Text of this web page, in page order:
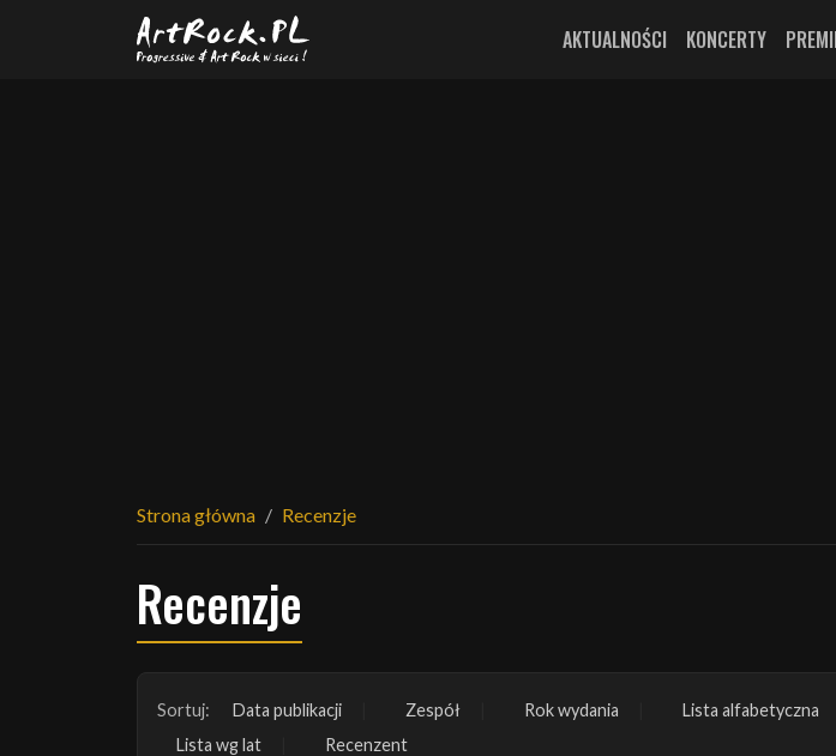
Przejdź do treści głównej
AKTUALNOŚCI KONCERTY
Strona główna Recenzje
Recenzje
Sortuj: Data publikacji Zespół Rok wydania
Lista alfabetyczna
Lista wg lat
Recenzent